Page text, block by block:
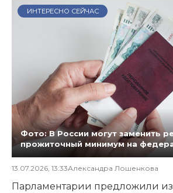
ИНТЕРЕСНО СЕЙЧАС
Фото: В России могут заменить
прожиточный минимум на
13.07.2026, 13:33Александра Лошенкова
Парламентарии предложили